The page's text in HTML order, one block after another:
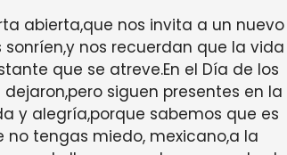
abierta,que nos invita a un nuevo
nos recuerdan que la vida
que se atreve.En el Día de los
siguen presentes en la
y alegría,porque sabemos que es
no tengas miedo, mexicano,a la